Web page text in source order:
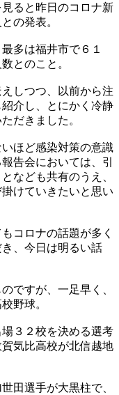
ると昨日のコロナ新
の発表。
多は福井市で６１
とのこと。
しつつ、以前から注
介し、とにかく冷静
だきました。
ほど感染対策の意識
告会においては、引
なども共有のうえ、
けていきたいと思い
コロナの話題が多く
、今日は明るい話
ですが、一足早く、
野球。
３２校を決める選考
気比高校が北信越地
田選手が大黒柱で、